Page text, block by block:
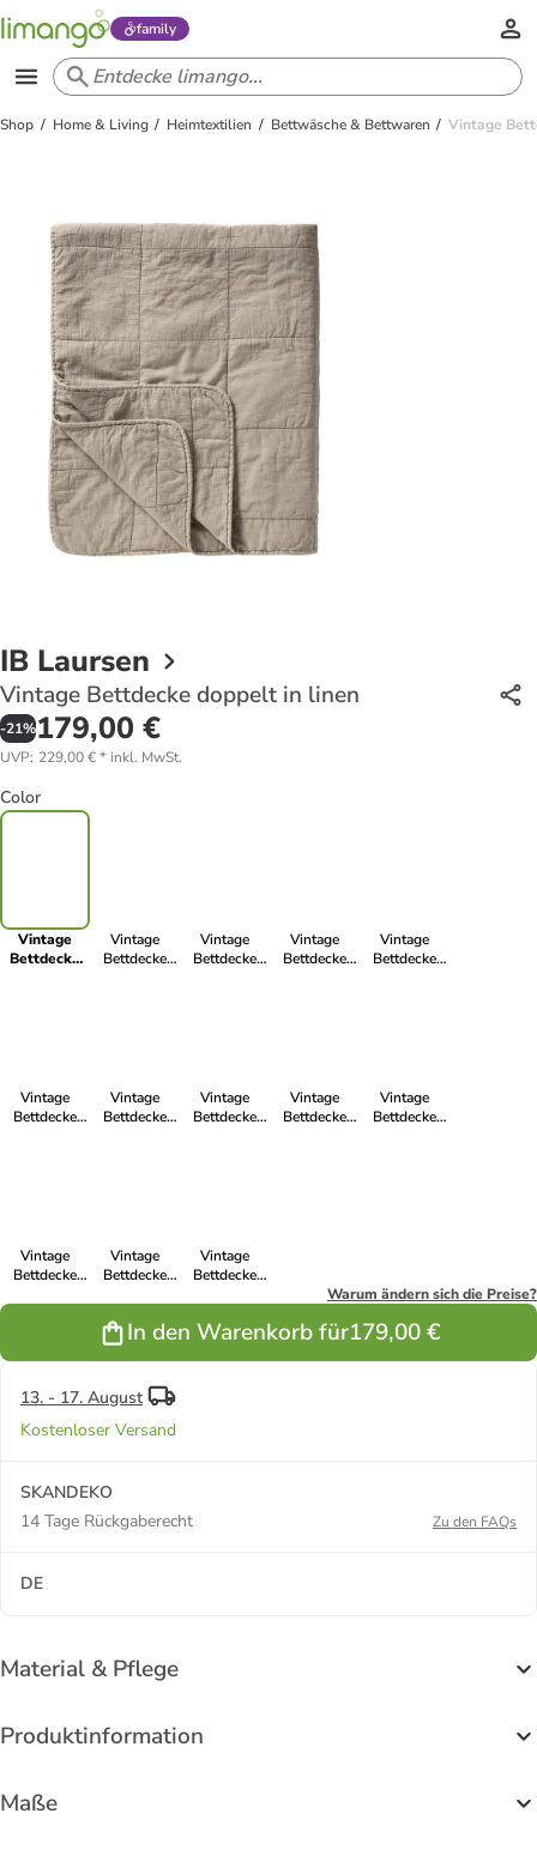
family
Shop Home & Living Heimtextilien Bettwäsche & Bettwaren Vintage
IB Laursen
Vintage Bettdecke doppelt in linen
-21%179,00 €
UVP: 229,00 €* inkl. MwSt.
Color
Vintage
Bettdecke
Vintage
Bettdecke
Vintage
Bettdecke
Vintage
Bettdecke
Vintage
Bettdecke
Vintage
Bettdecke
Vintage
Bettdecke
Vintage
Bettdecke
Vintage
Bettdecke
Vintage
Bettdecke
Vintage
Bettdecke
Vintage
Bettdecke
Vintage
Bettdecke
yellow
Warum ändern sich die Preise?
In den Warenkorb für179,00 €
13. - 17. August
Kostenloser Versand
SKANDEKO
14 Tage Rückgaberecht
Zu den FAQs
DE
Material & Pflege
Produktinformation
Maße